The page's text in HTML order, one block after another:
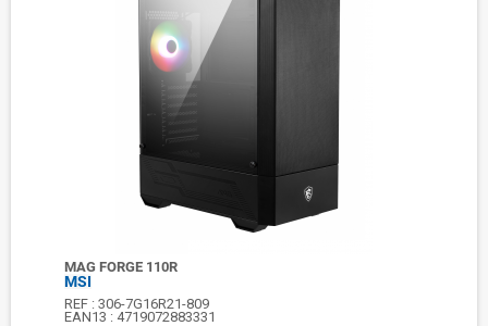
MAG FORGE 110R
MSI
REF :306-7G16R21-809
EAN13 : 4719072883331